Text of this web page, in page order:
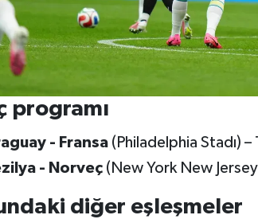
programı
- Fransa(Philadelphia Stadı) –
- Norveç(New York New Jersey
diğer eşleşmeler